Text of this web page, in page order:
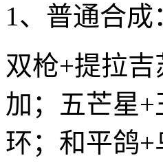
1、普通合成
双枪+提拉
加；五芒星
环；和平鸽